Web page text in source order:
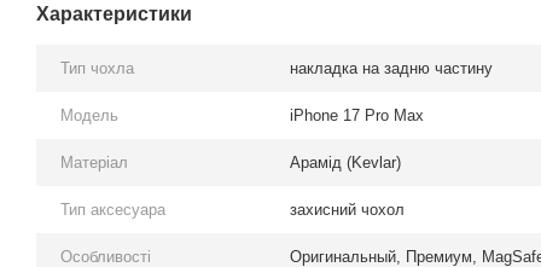
Характеристики
Тип чохла накладка на задню частину
Модель iPhone 17 Pro Max
Матеріал Арамід (Kevlar)
Тип аксесуара захисний чохол
Особливості Оригинальный, Премиум,